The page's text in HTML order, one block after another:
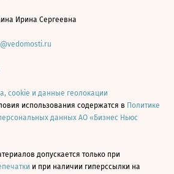
Ирина Сергеевна
cookie и данные геолокации
использования содержатся в Политике
данных АО «Бизнес Ньюс
допускается только при
и при наличии гиперссылки на